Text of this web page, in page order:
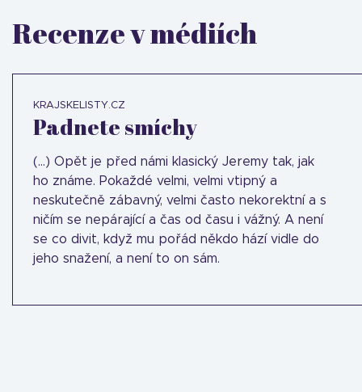
Recenze v médiích
KRAJSKELISTY.CZ
Padnete smíchy
(...) Opět je před námi klasický Jeremy tak, jak
ho známe. Pokaždé velmi, velmi vtipný a
neskutečně zábavný, velmi často nekorektní a s
ničím se nepárající a čas od času i vážný. A není
se co divit, když mu pořád někdo hází vidle do
jeho snažení, a není to on sám.